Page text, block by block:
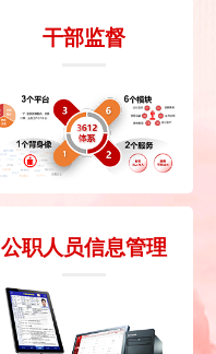
干部监督
公职人员信息管理